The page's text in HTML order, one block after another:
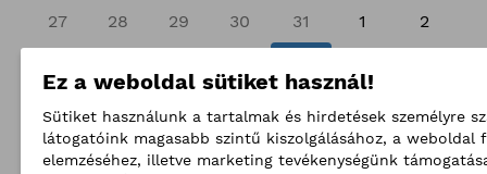
27
28 29 30 31 1 2
15
17 18 19 20 21 22 23
Ez a weboldal sütiket használ!
Sütiket használunk a tartalmak és hirdetések személyre
látogatóink magasabb szintű kiszolgálásához, a weboldal
elemzéséhez, illetve marketing tevékenységünk